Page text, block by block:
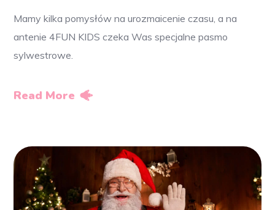
Mamy kilka pomysłów na urozmaicenie czasu, a na
antenie 4FUN KIDS czeka Was specjalne pasmo
sylwestrowe.
Read More